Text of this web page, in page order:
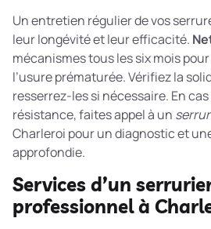
Un entretien régulier de vos
leur longévité et leur efficacité.
mécanismes tous les six mois
l’usure prématurée. Vérifiez la
resserrez-les si nécessaire. En
résistance, faites appel à un
Charleroi pour un diagnostic et
approfondie.
Services d’un
professionnel à